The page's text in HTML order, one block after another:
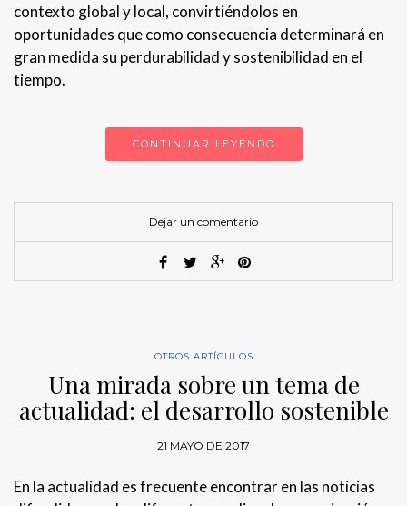
contexto global y local, convirtiéndolos en
oportunidades que como consecuencia determinará en
gran medida su perdurabilidad y sostenibilidad en el
tiempo.
CONTINUAR LEYENDO
Dejar un comentario
OTROS ARTÍCULOS
Una mirada sobre un tema de
actualidad: el desarrollo sostenible
21 MAYO DE 2017
En la actualidad es frecuente encontrar en las noticias